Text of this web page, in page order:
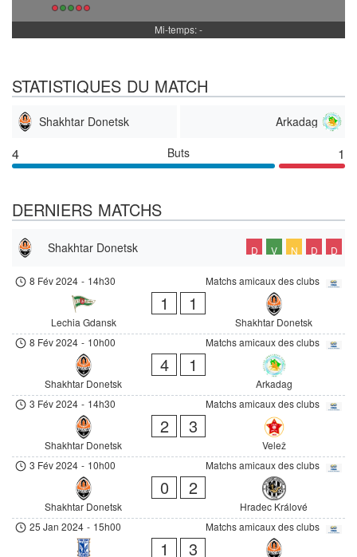
Mi-temps: -
STATISTIQUES DU MATCH
Shakhtar Donetsk Arkadag
4 Buts 1
DERNIERS MATCHS
Shakhtar Donetsk D V N D D
Matchs amicaux des clubs
8 Fév 2024 - 14h30
Lechia Gdansk
1 1
Shakhtar Donetsk
Matchs amicaux des clubs
8 Fév 2024 - 10h00
Shakhtar Donetsk
4 1
Arkadag
Matchs amicaux des clubs
3 Fév 2024 - 14h30
Shakhtar Donetsk
2 3
Velež
Matchs amicaux des clubs
3 Fév 2024 - 10h00
Shakhtar Donetsk
0 2
Hradec Králové
Matchs amicaux des clubs
25 Jan 2024 - 15h00
1 3